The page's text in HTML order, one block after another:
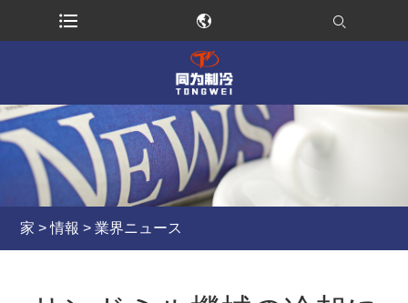
家 > 情報 >業界ニュース